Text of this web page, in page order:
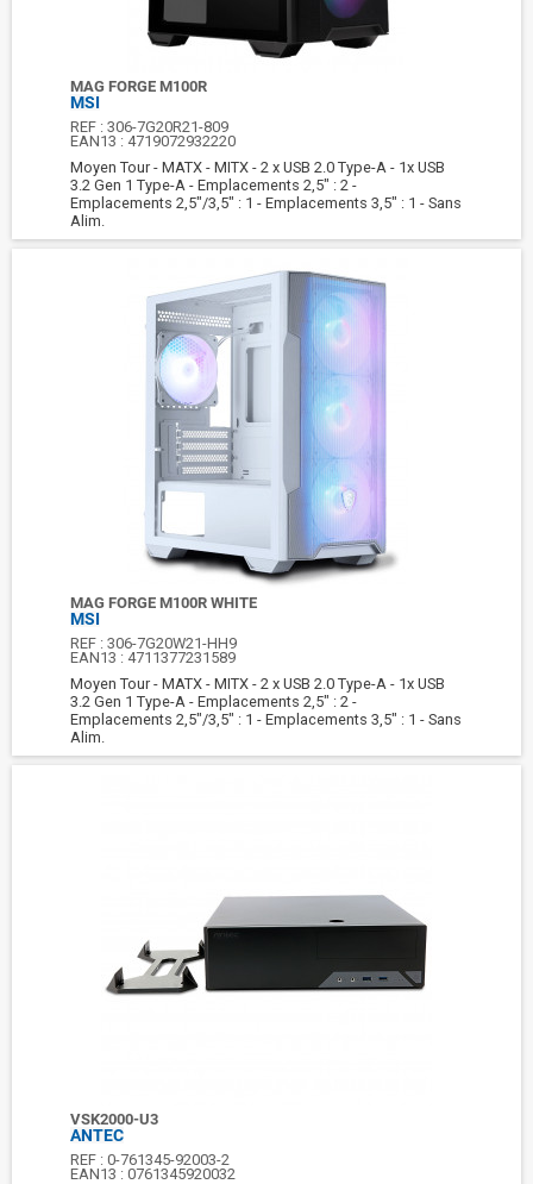
MAG FORGE M100R
MSI
REF :306-7G20R21-809
EAN13 : 4719072932220
Moyen Tour - MATX - MITX - 2 x USB 2.0 Type-A - 1x USB
3.2 Gen 1 Type-A - Emplacements 2,5" : 2 -
Emplacements 2,5"/3,5" : 1 - Emplacements 3,5" : 1 - Sans
Alim.
MAG FORGE M100R WHITE
MSI
REF :306-7G20W21-HH9
EAN13 : 4711377231589
Moyen Tour - MATX - MITX - 2 x USB 2.0 Type-A - 1x USB
3.2 Gen 1 Type-A - Emplacements 2,5" : 2 -
Emplacements 2,5"/3,5" : 1 - Emplacements 3,5" : 1 - Sans
Alim.
VSK2000-U3
ANTEC
REF :0-761345-92003-2
EAN13 :0761345920032